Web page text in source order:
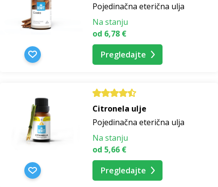
Pojedinačna eterična ulja
Na stanju
od 6,78 €
Pregledajte
Citronela ulje
Pojedinačna eterična ulja
Na stanju
od 5,66 €
Pregledajte